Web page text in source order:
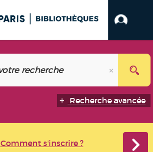
Recherche avancée
Comment s'inscrire ?